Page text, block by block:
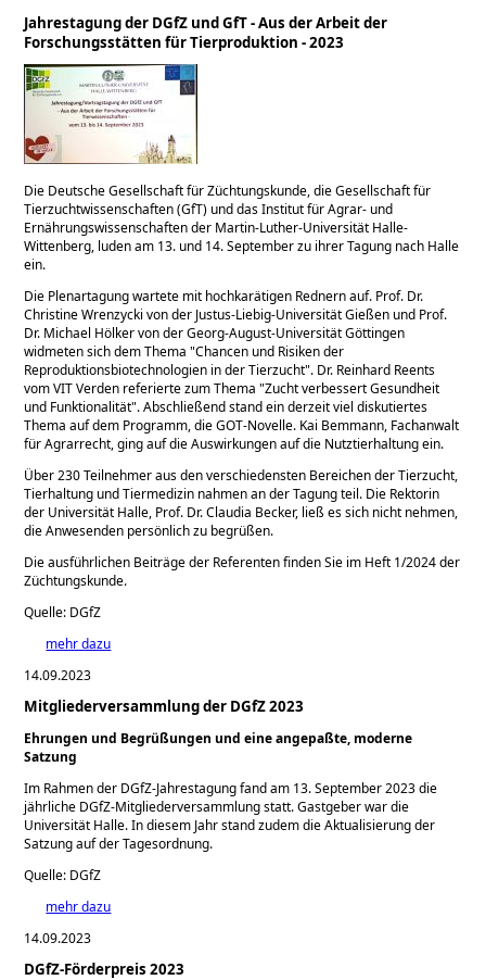
Jahrestagung der DGfZ und GfT - Aus der Arbeit der
Forschungsstätten für Tierproduktion - 2023
Die Deutsche Gesellschaft für Züchtungskunde, die Gesellschaft für
Tierzuchtwissenschaften (GfT) und das Institut für Agrar- und
Ernährungswissenschaften der Martin-Luther-Universität Halle-
Wittenberg, luden am 13. und 14. September zu ihrer Tagung nach Halle
ein.
Die Plenartagung wartete mit hochkarätigen Rednern auf. Prof. Dr.
Christine Wrenzycki von der Justus-Liebig-Universität Gießen und Prof.
Dr. Michael Hölker von der Georg-August-Universität Göttingen
widmeten sich dem Thema Chancen und Risiken der
Reproduktionsbiotechnologien in der Tierzucht . Dr. Reinhard Reents
vom VIT Verden referierte zum Thema Zucht verbessert Gesundheit
und Funktionalität . Abschließend stand ein derzeit viel diskutiertes
Thema auf dem Programm, die GOT-Novelle. Kai Bemmann, Fachanwalt
für Agrarrecht, ging auf die Auswirkungen auf die Nutztierhaltung ein.
Über 230 Teilnehmer aus den verschiedensten Bereichen der Tierzucht,
Tierhaltung und Tiermedizin nahmen an der Tagung teil. Die Rektorin
der Universität Halle, Prof. Dr. Claudia Becker, ließ es sich nicht nehmen,
die Anwesenden persönlich zu begrüßen.
Die ausführlichen Beiträge der Referenten finden Sie im Heft 1/2024 der
Züchtungskunde.
Quelle: DGfZ
mehr dazu
14.09.2023
Mitgliederversammlung der DGfZ 2023
Ehrungen und Begrüßungen und eine angepaßte, moderne
Satzung
Im Rahmen der DGfZ-Jahrestagung fand am 13. September 2023 die
jährliche DGfZ-Mitgliederversammlung statt. Gastgeber war die
Universität Halle. In diesem Jahr stand zudem die Aktualisierung der
Satzung auf der Tagesordnung.
Quelle: DGfZ
mehr dazu
14.09.2023
DGfZ-Förderpreis 2023